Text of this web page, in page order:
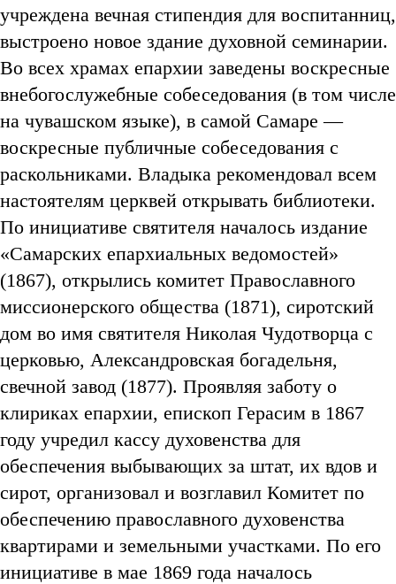
учреждена вечная стипендия для воспитанниц,
выстроено новое здание духовной семинарии.
Во всех храмах епархии заведены воскресные
внебогослужебные собеседования (в том числе
на чувашском языке), в самой Самаре —
воскресные публичные собеседования с
раскольниками. Владыка рекомендовал всем
настоятелям церквей открывать библиотеки.
По инициативе святителя началось издание
«Самарских епархиальных ведомостей»
(1867), открылись комитет Православного
миссионерского общества (1871), сиротский
дом во имя святителя Николая Чудотворца с
церковью, Александровская богадельня,
свечной завод (1877). Проявляя заботу о
клириках епархии, епископ Герасим в 1867
году учредил кассу духовенства для
обеспечения выбывающих за штат, их вдов и
сирот, организовал и возглавил Комитет по
обеспечению православного духовенства
квартирами и земельными участками. По его
инициативе в мае 1869 года началось